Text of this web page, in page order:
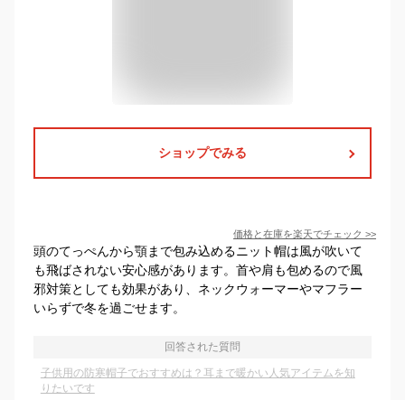
ショップでみる
価格と在庫を楽天でチェック >>
頭のてっぺんから顎まで包み込めるニット帽は風が吹いて
も飛ばされない安心感があります。首や肩も包めるので風
邪対策としても効果があり、ネックウォーマーやマフラー
いらずで冬を過ごせます。
回答された質問
子供用の防寒帽子でおすすめは？耳まで暖かい人気アイテムを知
りたいです